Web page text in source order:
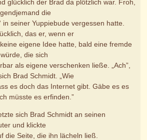
glücklich der Brad da plötzlich war. Froh,
die
in seiner Yuppiebude vergessen hatte.
das er, wenn er
eigene Idee hatte, bald eine fremde
die sich
als eigene verschenken ließe. „Ach”,
Brad Schmidt. „Wie
es doch das Internet gibt. Gäbe es es
müsste es erfinden.”
sich Brad Schmidt an seinen
und klickte
die Seite, die ihn lächeln ließ.